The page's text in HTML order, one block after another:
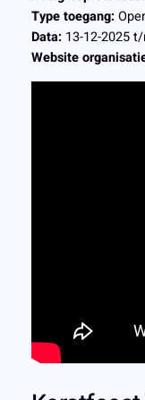
Type toegang:
Data: 13-12-2025
Website